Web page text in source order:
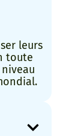
leurs
toute